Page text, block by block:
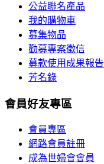
公益聯名產品
我的購物車
募集物品
勸募專案徵信
募款使用成果報告
芳名錄
會員好友專區
會員專區
網路會員註冊
成為世婦會會員